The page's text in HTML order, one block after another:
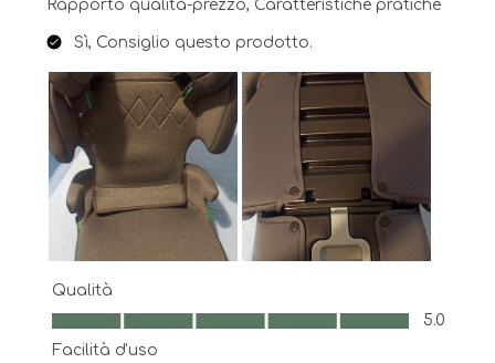
Rapporto qualità-prezzo, Caratteristiche pratiche
Sì, Consiglio questo prodotto.
Qualità
Qualità, 5.0 su 5
5.0
Facilità d'uso